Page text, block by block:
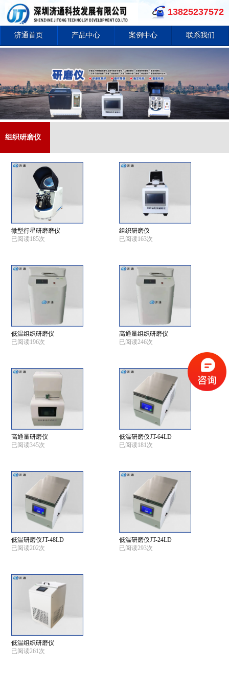
13825237572
济通首页 产品中心 案例中心 联系我们
组织研磨仪
微型行星研磨磨仪
已阅读185次
组织研磨仪
已阅读163次
低温组织研磨仪
已阅读196次
高通量组织研磨仪
已阅读246次
高通量研磨仪
已阅读345次
低温研磨仪JT-64LD
已阅读181次
低温研磨仪JT-48LD
已阅读202次
低温研磨仪JT-24LD
已阅读293次
低温组织研磨仪
已阅读261次